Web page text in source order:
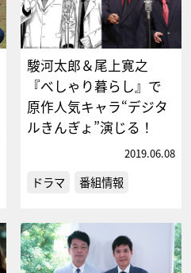
駿河太郎＆尾上寛之
『べしゃり暮らし』で
原作人気キャラ“デジタ
ルきんぎょ”演じる！
2019.06.08
ドラマ 番組情報